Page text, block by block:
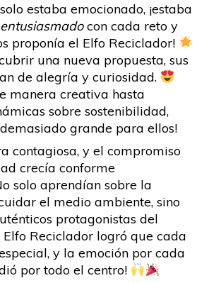
estaba emocionado, ¡estaba
entusiasmadocon cada reto y
proponía el Elfo Reciclador!
una nueva propuesta, sus
de alegría y curiosidad.
manera creativa hasta
sobre sostenibilidad,
grande para ellos!
contagiosa, y el compromiso
crecía conforme
solo aprendían sobre la
el medio ambiente, sino
protagonistas del
Elfo Reciclador logró que cada
y la emoción por cada
por todo el centro!